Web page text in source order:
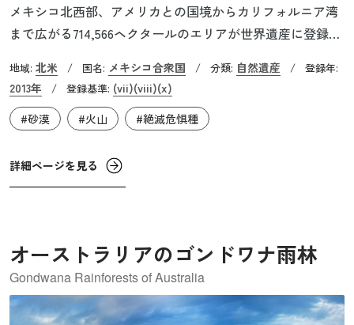
メキシコ北西部、アメリカとの国境からカリフォルニア湾
まで広がる714,566ヘクタールのエリアが世界遺産に登録さ
タイプで構成されています。一つは、黒と赤の溶岩流と砂
漠の舗装道路が広がる休火山ピナカテ楯状地であり、もう
一つは常に変化する最大200メートルの高さに達する変化に
地の暗い色と広大な砂の海が劇的な対比を生み出し、視覚
的に傑出した風景を提供しています。線状砂丘、星型砂
地域: 北米 / 国名: メキシコ合衆国 / 分類: 自然遺産 / 登録年:
2013年 / 登録基準: (vii)(viii)(x)
#砂漠
#火山 #絶滅危惧種
詳細ページを見る
オーストラリアのゴンドワナ雨林
Gondwana Rainforests of Australia